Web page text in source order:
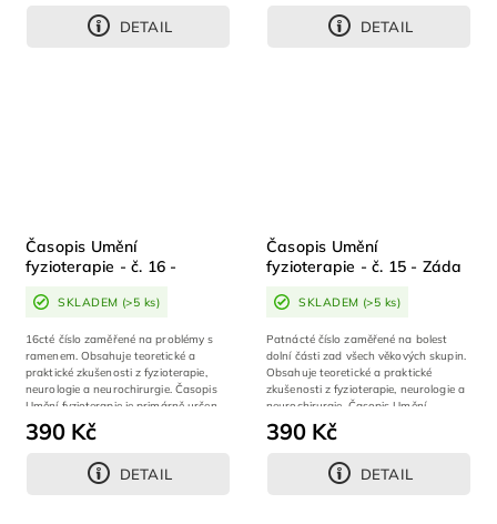
DETAIL DETAIL
Časopis Umění
fyzioterapie - č. 16 -
SKLADEM (>5 ks)
390 Kč
DETAIL
16cté číslo zaměřené na problémy s
ramenem. Obsahuje teoretické a
praktické zkušenosti z fyzioterapie,
neurologie a neurochirurgie. Časopis
Umění fyzioterapie je primárně určen...
Časopis Umění
fyzioterapie - č. 15 - Záda
SKLADEM (>5 ks)
390 Kč
DETAIL
Patnácté číslo zaměřené na bolest
dolní části zad všech věkových skupin.
Obsahuje teoretické a praktické
zkušenosti z fyzioterapie, neurologie a
neurochirurgie. Časopis Umění...